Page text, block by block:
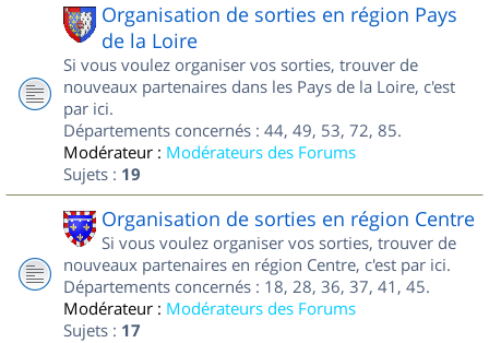
Organisation de sorties en région Pays
de la Loire
Si vous voulez organiser vos sorties, trouver de
nouveaux partenaires dans les Pays de la Loire, c'est
par ici.
Départements concernés : 44, 49, 53, 72, 85.
Modérateur : Modérateurs des Forums
Sujets : 19
Organisation de sorties en région Centre
Si vous voulez organiser vos sorties, trouver de
nouveaux partenaires en région Centre, c'est par ici.
Départements concernés : 18, 28, 36, 37, 41, 45.
Modérateur : Modérateurs des Forums
Sujets : 17